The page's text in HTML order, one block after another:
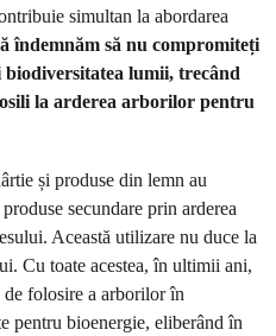
simultan la abordarea
îndemnăm să nu compromiteți
biodiversitatea lumii, trecând
la arderea arborilor pentru
și produse din lemn au
secundare prin arderea
Această utilizare nu duce la
Cu toate acestea, în ultimii ani,
folosire a arborilor în
pentru bioenergie, eliberând în